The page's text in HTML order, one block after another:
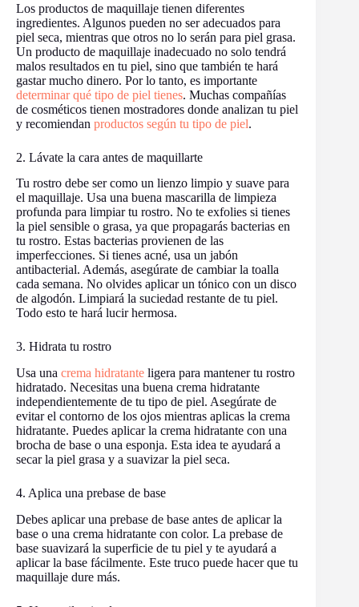
Los productos de maquillaje tienen diferentes
ingredientes. Algunos pueden no ser adecuados para
piel seca, mientras que otros no lo serán para piel grasa.
Un producto de maquillaje inadecuado no solo tendrá
malos resultados en tu piel, sino que también te hará
gastar mucho dinero. Por lo tanto, es importante
determinar qué tipo de piel tienes. Muchas compañías
de cosméticos tienen mostradores donde analizan tu piel
y recomiendan productos según tu tipo de piel.
2. Lávate la cara antes de maquillarte
Tu rostro debe ser como un lienzo limpio y suave para
el maquillaje. Usa una buena mascarilla de limpieza
profunda para limpiar tu rostro. No te exfolies si tienes
la piel sensible o grasa, ya que propagarás bacterias en
tu rostro. Estas bacterias provienen de las
imperfecciones. Si tienes acné, usa un jabón
antibacterial. Además, asegúrate de cambiar la toalla
cada semana. No olvides aplicar un tónico con un disco
de algodón. Limpiará la suciedad restante de tu piel.
Todo esto te hará lucir hermosa.
3. Hidrata tu rostro
Usa una crema hidratante ligera para mantener tu rostro
hidratado. Necesitas una buena crema hidratante
independientemente de tu tipo de piel. Asegúrate de
evitar el contorno de los ojos mientras aplicas la crema
hidratante. Puedes aplicar la crema hidratante con una
brocha de base o una esponja. Esta idea te ayudará a
secar la piel grasa y a suavizar la piel seca.
4. Aplica una prebase de base
Debes aplicar una prebase de base antes de aplicar la
base o una crema hidratante con color. La prebase de
base suavizará la superficie de tu piel y te ayudará a
aplicar la base fácilmente. Este truco puede hacer que tu
maquillaje dure más.